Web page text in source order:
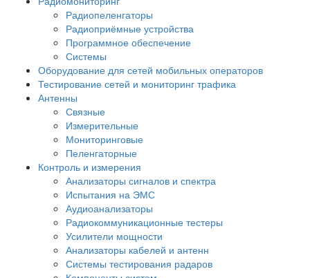
Радиопеленгаторы
Радиоприёмные устройства
Программное обеспечение
Системы
Оборудование для сетей мобильных операторов
Тестирование сетей и мониторинг трафика
Антенны
Связные
Измерительные
Мониторинговые
Пеленгаторные
Контроль и измерения
Анализаторы сигналов и спектра
Испытания на ЭМС
Аудиоанализаторы
Радиокоммуникационные тестеры
Усилители мощности
Анализаторы кабелей и антенн
Системы тестирования радаров